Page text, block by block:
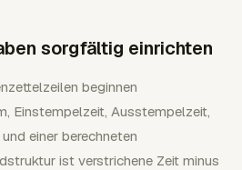
sorgfältig einrichten
beginnen
Einstempelzeit, Ausstempelzeit,
einer berechneten
ist verstrichene Zeit minus